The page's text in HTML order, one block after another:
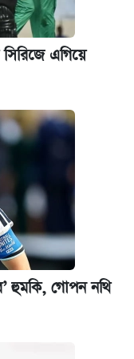
এগিয়ে
হুমকি, গোপন নথি